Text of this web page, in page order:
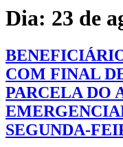
Dia: 23 de
COM FINAL
PARCELA DO
SEGUNDA-